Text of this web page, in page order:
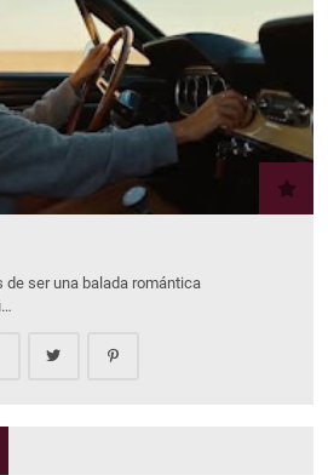
de ser una balada romántica